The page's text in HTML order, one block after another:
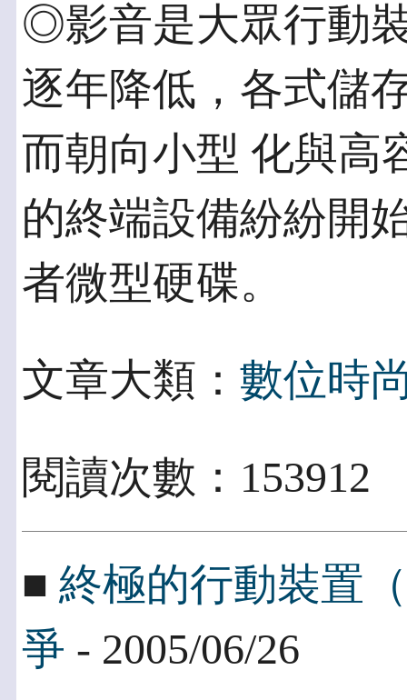
◎影音是大眾行動
逐年降低，各式儲
而朝向小型 化與高
的終端設備紛紛開
者微型硬碟。
文章大類： 數位時
閱讀次數：
■ 終極的行動裝置
爭 - 2005/06/26